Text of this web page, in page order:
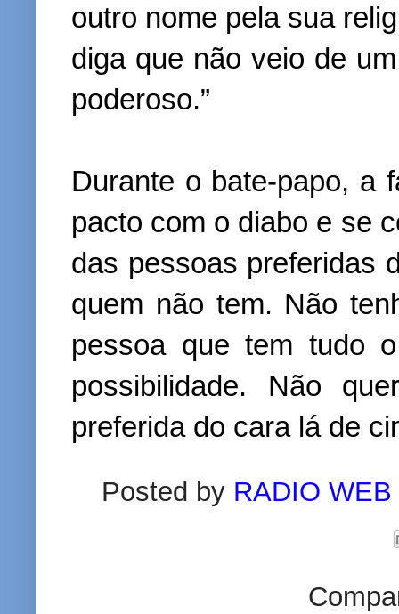
outro nome pela sua
diga que não veio de
poderoso.”
Durante o bate-papo, a
pacto com o diabo e se
das pessoas preferidas
quem não tem. Não
pessoa que tem tudo
possibilidade. Não
preferida do cara lá de
Posted by RADIO